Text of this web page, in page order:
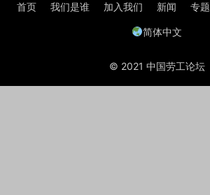
首页 我们是谁 加入我们 新闻 专题
简体中文
© 2021 中国劳工论坛